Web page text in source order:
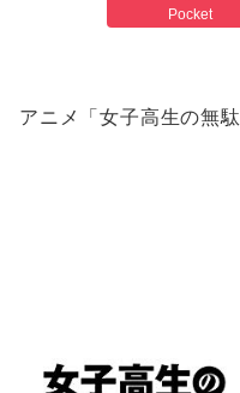
Pocket
アニメ「女子高生の無